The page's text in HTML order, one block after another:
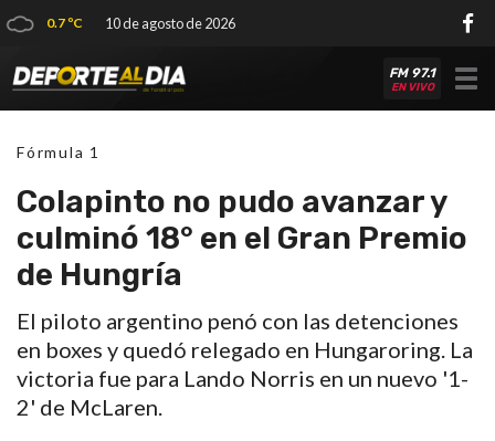
0.7 ºC 10 de agosto de 2026
FM 97.1
EN VIVO
Fórmula 1
Colapinto no pudo avanzar y
culminó 18° en el Gran Premio
de Hungría
El piloto argentino penó con las detenciones
en boxes y quedó relegado en Hungaroring. La
victoria fue para Lando Norris en un nuevo '1-
2' de McLaren.